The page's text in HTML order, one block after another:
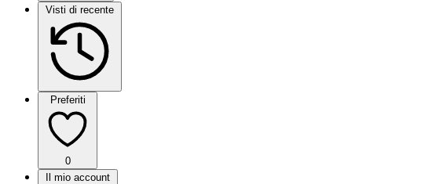
Visti di recente
Preferiti
0
Il mio account